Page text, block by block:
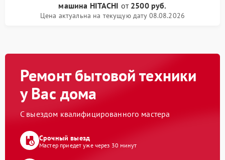
машина HITACHI от 2500 руб.
Цена актуальна на текущую дату 08.08.2026
Ремонт бытовой техники
у Вас дома
С выездом квалифицированного мастера
Срочный выезд
Мастер приедет уже через 30 минут